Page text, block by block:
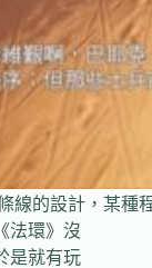
線的設計，某種
法環》沒
是就有玩